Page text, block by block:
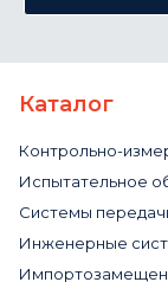
Каталог
Контрольно-
Испытательное
Системы
Инженерные